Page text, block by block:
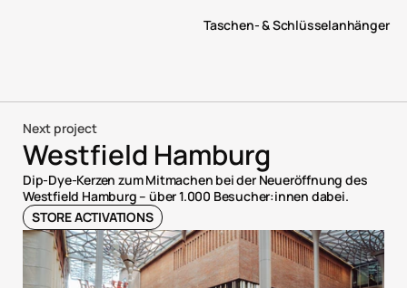
Taschen- & Schlüsselanhänger
Next project
Westfield Hamburg
Dip-Dye-Kerzen zum Mitmachen bei der Neueröffnung des
Westfield Hamburg – über 1.000 Besucher:innen dabei.
STORE ACTIVATIONS